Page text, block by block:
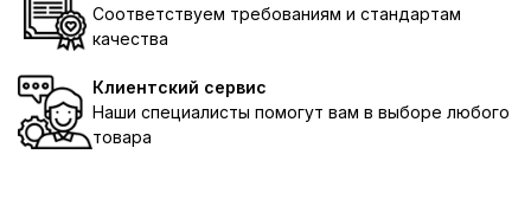
Соответствуем требованиям и стандартам
качества
Клиентский сервис
Наши специалисты помогут вам в выборе любого
товара